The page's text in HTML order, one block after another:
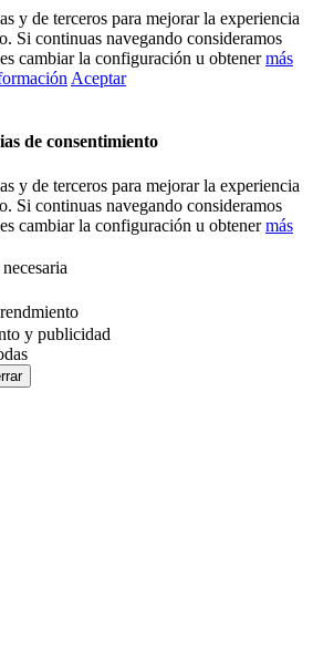
y de terceros para mejorar la experiencia
Si continuas navegando consideramos
cambiar la configuración u obtenermás
Aceptar
de consentimiento
y de terceros para mejorar la experiencia
Si continuas navegando consideramos
cambiar la configuración u obtenermás
y publicidad